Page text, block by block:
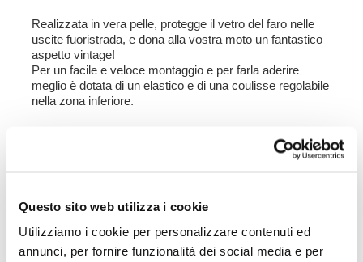
Questo sito web utilizza i cookie
Utilizziamo i cookie per personalizzare contenuti ed
annunci, per fornire funzionalità dei social media e per
Realizzata in vera pelle, protegge il vetro del faro nelle
uscite fuoristrada, e dona alla vostra moto un fantastico
aspetto vintage!
Per un facile e veloce montaggio e per farla aderire
meglio è dotata di un elastico e di una coulisse regolabile
nella zona inferiore.
Per offrirvi il meglio miglioriamo costantemente nei
dettagli i nostri prodotti. Le immagini potrebbero essere
riferite ad una versione precedente.